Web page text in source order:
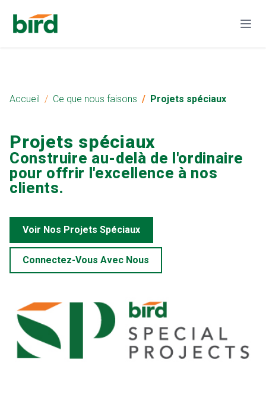
Accueil Ce que nous faisons Projets spéciaux
Projets spéciaux
Construire au-delà de l'ordinaire
pour offrir l'excellence à nos
clients.
Voir Nos Projets Spéciaux
Connectez-Vous Avec Nous